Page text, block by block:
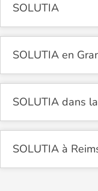
SOLUTIA
SOLUTIA en
SOLUTIA dans
SOLUTIA à